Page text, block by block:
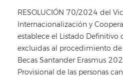
RESOLUCIÓN 70/2024 del
Internacionalización y
establece el Listado Definitivo
excluidas al procedimiento
Becas Santander Erasmus
Provisional de las personas